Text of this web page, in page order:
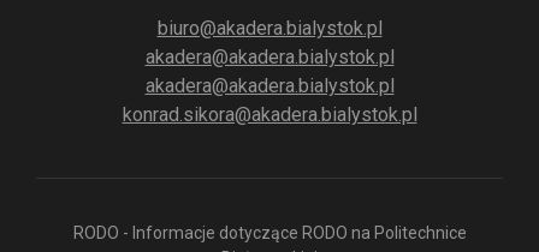
biuro@akadera.bialystok.pl
akadera@akadera.bialystok.pl
akadera@akadera.bialystok.pl
konrad.sikora@akadera.bialystok.pl
RODO - Informacje dotyczące RODO na Politechnice